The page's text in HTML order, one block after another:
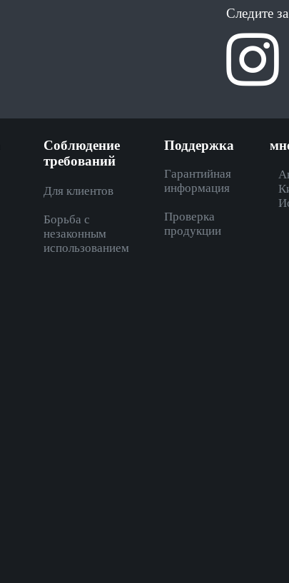
Следите
Соблюдение
требований
Для клиентов
Борьба с
незаконным
использованием
Поддержка
Гарантийная
информация
Проверка
продукции